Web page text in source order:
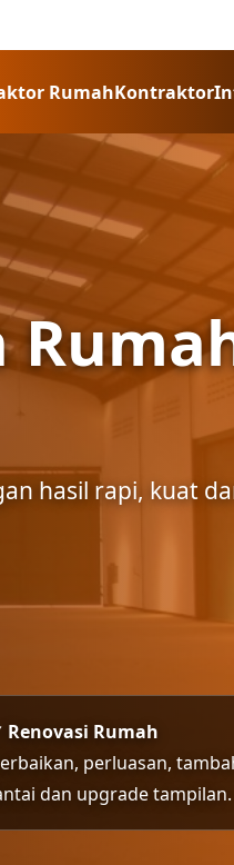
RumahKontraktor
hasil rapi, kuat
Renovasi Rumah
perluasan,
dan upgrade tampilan.